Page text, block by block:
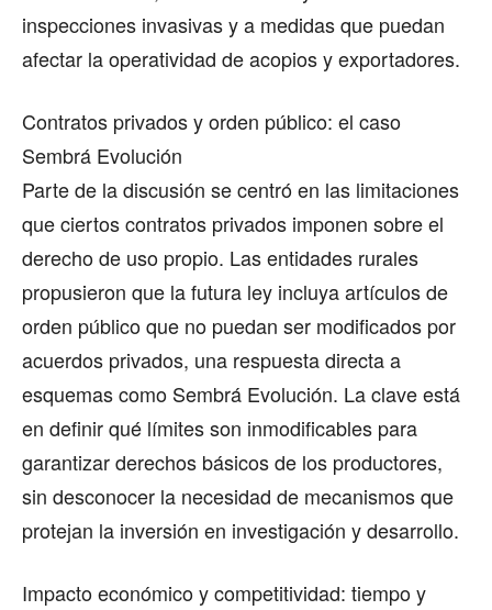
inspecciones invasivas y a medidas que puedan
afectar la operatividad de acopios y exportadores.
Contratos privados y orden público: el caso
Sembrá Evolución
Parte de la discusión se centró en las limitaciones
que ciertos contratos privados imponen sobre el
derecho de uso propio. Las entidades rurales
propusieron que la futura ley incluya artículos de
orden público que no puedan ser modificados por
acuerdos privados, una respuesta directa a
esquemas como Sembrá Evolución. La clave está
en definir qué límites son inmodificables para
garantizar derechos básicos de los productores,
sin desconocer la necesidad de mecanismos que
protejan la inversión en investigación y desarrollo.
Impacto económico y competitividad: tiempo y